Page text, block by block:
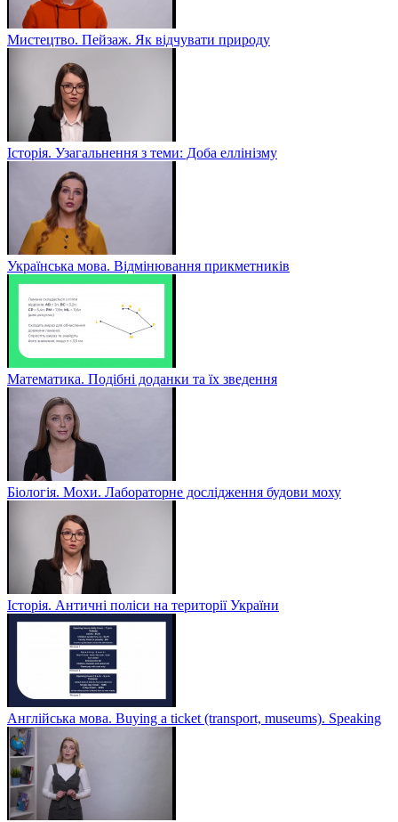
Мистецтво. Пейзаж. Як відчувати природу
Історія. Узагальнення з теми: Доба еллінізму
Українська мова. Відмінювання прикметників
Математика. Подібні доданки та їх зведення
Біологія. Мохи. Лабораторне дослідження будови моху
Історія. Античні поліси на території України
Англійська мова. Buying a ticket (transport, museums). Speaking